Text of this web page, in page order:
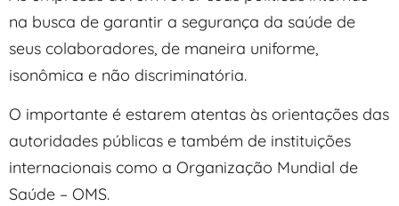
na busca de garantir a segurança da saúde de
seus colaboradores, de maneira uniforme,
isonômica e não discriminatória.
O importante é estarem atentas às orientações das
autoridades públicas e também de instituições
internacionais como a Organização Mundial de
Saúde – OMS.